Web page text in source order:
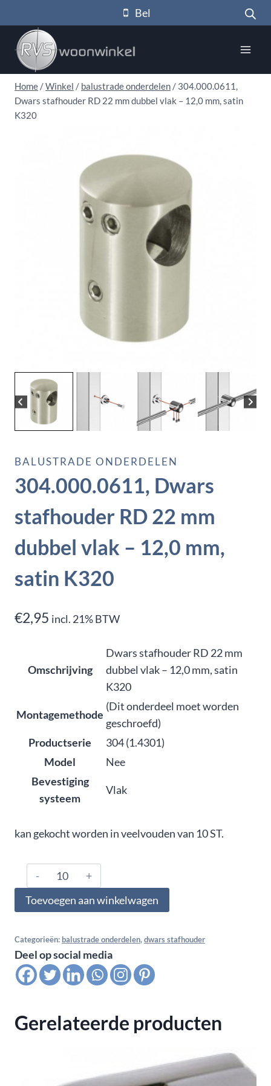
naar
inhoud
Bel
Home /Winkel / balustrade onderdelen / 304.000.0611,
Dwars stafhouder RD 22 mm dubbel vlak – 12,0 mm, satin
K320
BALUSTRADE ONDERDELEN
304.000.0611, Dwars
stafhouder RD 22 mm
dubbel vlak – 12,0 mm,
satin K320
€2,95 incl. 21% BTW
Omschrijving
Dwars stafhouder RD 22 mm
dubbel vlak – 12,0 mm, satin
K320
Montagemethode
(Dit onderdeel moet worden
geschroefd)
Productserie
304 (1.4301)
Model
Nee
Bevestiging
systeem
Vlak
kan gekocht worden in veelvouden van 10 ST.
304.000.0611,
Dwars
stafhouder
22
mm
dubbel
12,0
Toevoegen aan winkelwagen
Categorieën: balustrade onderdelen, dwars stafhouder
Deel op social media
Gerelateerde producten